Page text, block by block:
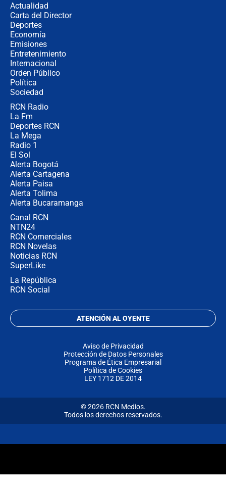
Actualidad
Carta del Director
Deportes
Economía
Emisiones
Entretenimiento
Internacional
Orden Público
Política
Sociedad
RCN Radio
La Fm
Deportes RCN
La Mega
Radio 1
El Sol
Alerta Bogotá
Alerta Cartagena
Alerta Paisa
Alerta Tolima
Alerta Bucaramanga
Canal RCN
NTN24
RCN Comerciales
RCN Novelas
Noticias RCN
SuperLike
La República
RCN Social
ATENCIÓN AL OYENTE
Aviso de Privacidad
Protección de Datos Personales
Programa de Ética Empresarial
Política de Cookies
LEY 1712 DE 2014
© 2026 RCN Medios.
Todos los derechos reservados.